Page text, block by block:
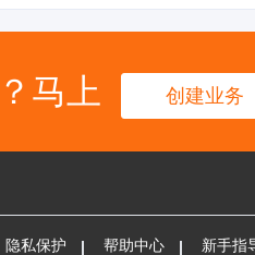
马上 创建业务
隐私保护 帮助中心 新手指